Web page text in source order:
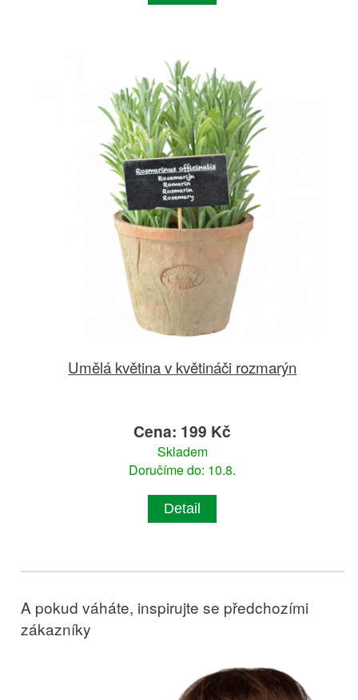
Umělá květina v květináči rozmarýn
Cena: 199 Kč
Skladem
Doručíme do: 10.8.
Detail
A pokud váháte, inspirujte se předchozími
zákazníky